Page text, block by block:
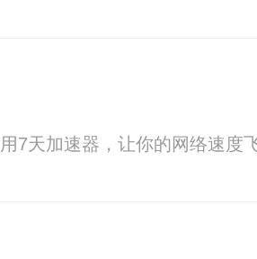
7天加速器，让你的网络速度